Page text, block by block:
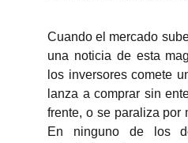
Cuando el mercado
una noticia de esta
los inversores comete
lanza a comprar sin
frente, o se paraliza por
En ninguno de los